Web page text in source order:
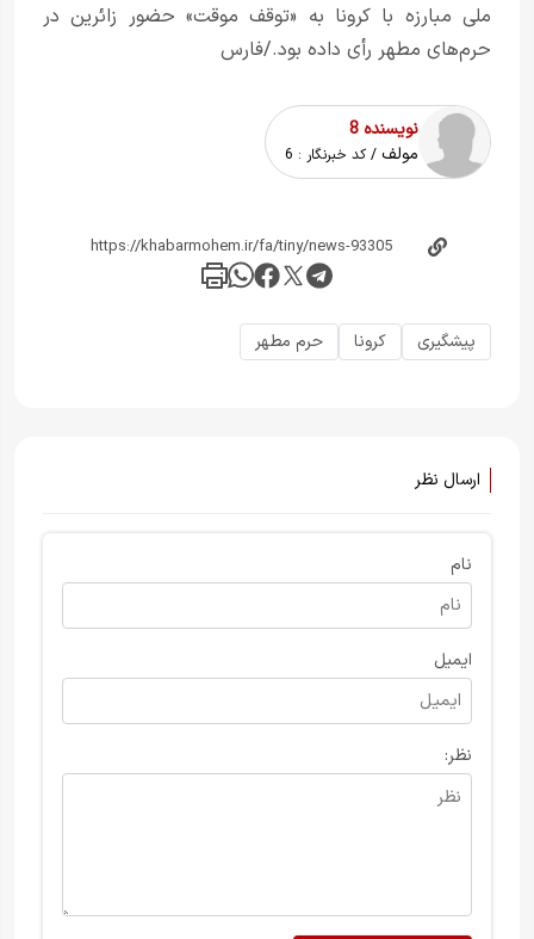
ملی مبارزه با کرونا به «توقف موقت» حضور زائرین در
حرم‌های مطهر رأی داده بود./فارس
نویسنده 8
مولف / کد خبرنگار : 6
پیشگیری کرونا حرم مطهر
ارسال نظر
نام
ایمیل
نظر: